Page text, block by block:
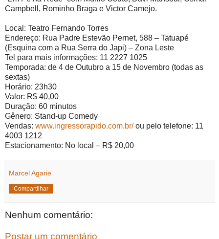
Campbell, Rominho Braga e Victor Camejo.
Local: Teatro Fernando Torres
Endereço: Rua Padre Estevão Pernet, 588 – Tatuapé
(Esquina com a Rua Serra do Japi) – Zona Leste
Tel para mais informações: 11 2227 1025
Temporada: de 4 de Outubro a 15 de Novembro (todas as
sextas)
Horário: 23h30
Valor: R$ 40,00
Duração: 60 minutos
Gênero: Stand-up Comedy
Vendas: www.ingressorapido.com.br/ou pelo telefone: 11
4003 1212
Estacionamento: No local – R$ 20,00
Marcel Agarie
Compartilhar
Nenhum comentário:
Postar um comentário